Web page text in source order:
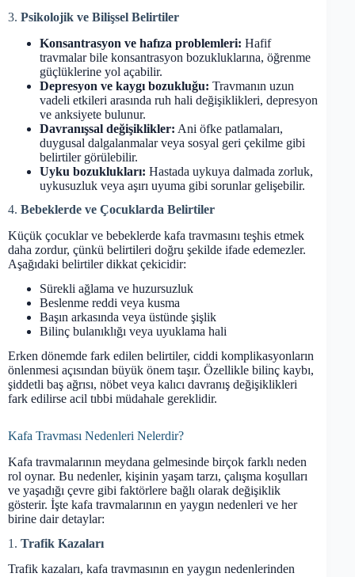
3. Psikolojik ve Bilişsel Belirtiler
Konsantrasyon ve hafıza problemleri: Hafif
travmalar bile konsantrasyon bozukluklarına, öğrenme
güçlüklerine yol açabilir.
Depresyon ve kaygı bozukluğu: Travmanın uzun
vadeli etkileri arasında ruh hali değişiklikleri, depresyon
ve anksiyete bulunur.
Davranışsal değişiklikler: Ani öfke patlamaları,
duygusal dalgalanmalar veya sosyal geri çekilme gibi
belirtiler görülebilir.
Uyku bozuklukları: Hastada uykuya dalmada zorluk,
uykusuzluk veya aşırı uyuma gibi sorunlar gelişebilir.
4. Bebeklerde ve Çocuklarda Belirtiler
Küçük çocuklar ve bebeklerde kafa travmasını teşhis etmek
daha zordur, çünkü belirtileri doğru şekilde ifade edemezler.
Aşağıdaki belirtiler dikkat çekicidir:
Sürekli ağlama ve huzursuzluk
Beslenme reddi veya kusma
Başın arkasında veya üstünde şişlik
Bilinç bulanıklığı veya uyuklama hali
Erken dönemde fark edilen belirtiler, ciddi komplikasyonların
önlenmesi açısından büyük önem taşır. Özellikle bilinç kaybı,
şiddetli baş ağrısı, nöbet veya kalıcı davranış değişiklikleri
fark edilirse acil tıbbi müdahale gereklidir.
Kafa Travması Nedenleri Nelerdir?
Kafa travmalarının meydana gelmesinde birçok farklı neden
rol oynar. Bu nedenler, kişinin yaşam tarzı, çalışma koşulları
ve yaşadığı çevre gibi faktörlere bağlı olarak değişiklik
gösterir. İşte kafa travmalarının en yaygın nedenleri ve her
birine dair detaylar:
1. Trafik Kazaları
Trafik kazaları, kafa travmasının en yaygın nedenlerinden